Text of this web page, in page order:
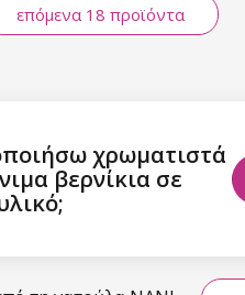
επόμενα 18 προϊόντα
χρωματιστά
βερνίκια σε